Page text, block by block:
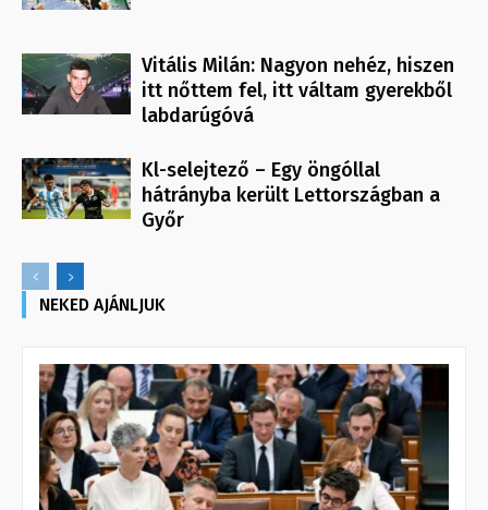
Vitális Milán: Nagyon nehéz, hiszen
itt nőttem fel, itt váltam gyerekből
labdarúgóvá
Kl-selejtező – Egy öngóllal
hátrányba került Lettországban a
Győr
NEKED AJÁNLJUK